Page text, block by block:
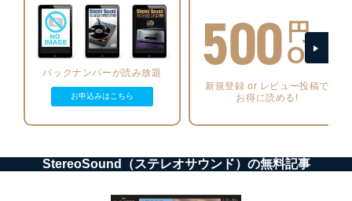
者を識別・認証しています。
外部からの不正アクセス等の防止
個人データを取り扱う機器等のオペレーティング
システムを最新の状態に保持しています。
個人データを取り扱う機器等にセキュリティ対策
ソフトウェア等を導入し、自動更新 機能等の活用
により、これを最新状態としています。
送信する場合に、当該ファイルへのパスワードを
バックナンバーが読み放題
お申込みはこちら
500 円
OFF
新規登録 or レビュー投稿で
お得に読める!
StereoSound（ステレオサウンド）の無料記事